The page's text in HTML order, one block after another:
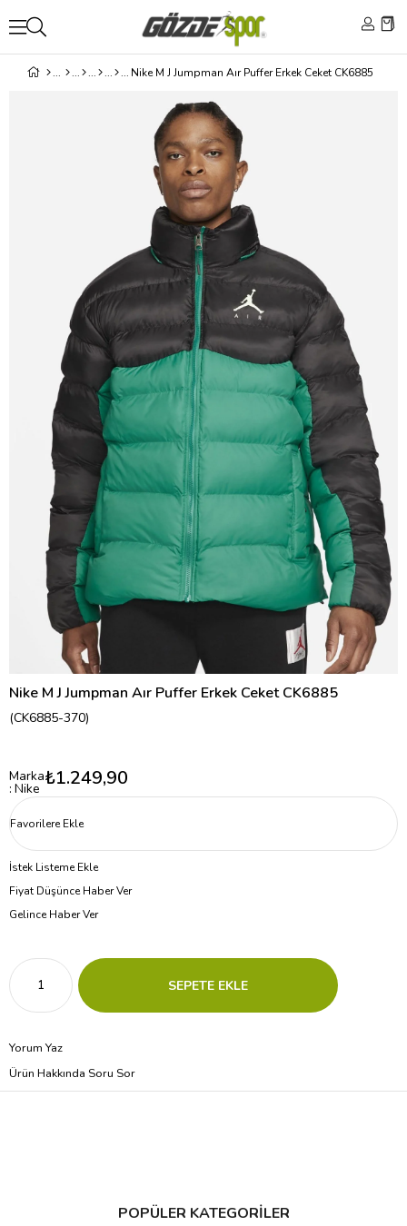
Nike M J Jumpman Aır Puffer Erkek Ceket CK6885
Nike M J Jumpman Aır Puffer Erkek Ceket CK6885
(CK6885-370)
Marka
: Nike ₺1.249,90
Favorilere Ekle
İstek Listeme Ekle
Fiyat Düşünce Haber Ver
Gelince Haber Ver
Yorum Yaz
Ürün Hakkında Soru Sor
POPÜLER KATEGORİLER